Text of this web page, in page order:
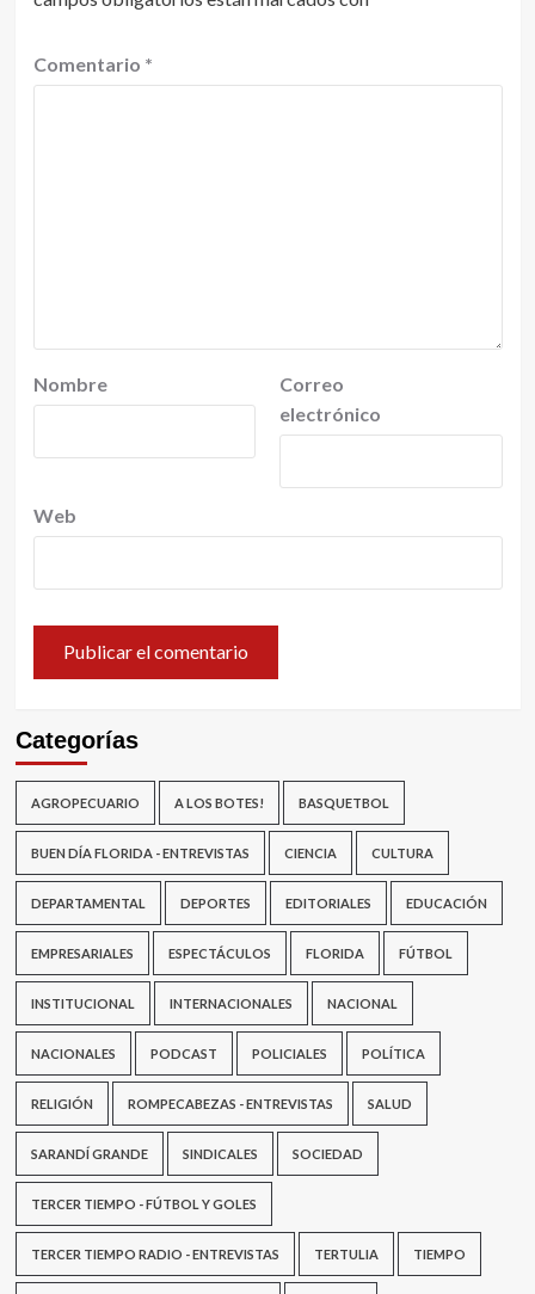
Comentario *
Nombre
Correo
electrónico
Web
Categorías
AGROPECUARIO A LOS BOTES! BASQUETBOL
BUEN DÍA FLORIDA - ENTREVISTAS CIENCIA CULTURA
DEPARTAMENTAL DEPORTES EDITORIALES EDUCACIÓN
EMPRESARIALES ESPECTÁCULOS FLORIDA FÚTBOL
INSTITUCIONAL INTERNACIONALES NACIONAL
NACIONALES PODCAST POLICIALES POLÍTICA
RELIGIÓN ROMPECABEZAS - ENTREVISTAS SALUD
SARANDÍ GRANDE SINDICALES SOCIEDAD
TERCER TIEMPO - FÚTBOL Y GOLES
TERCER TIEMPO RADIO - ENTREVISTAS TERTULIA TIEMPO